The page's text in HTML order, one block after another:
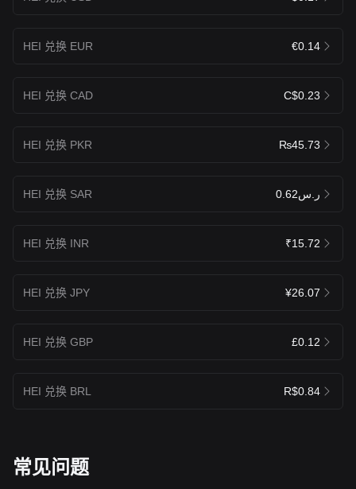
HEI 兑换 EUR €0.14
HEI 兑换 CAD C$0.23
HEI 兑换 PKR ₨45.73
HEI 兑换 SAR ر.س0.62
HEI 兑换 INR ₹15.72
HEI 兑换 JPY ¥26.07
HEI 兑换 GBP £0.12
HEI 兑换 BRL R$0.84
常见问题